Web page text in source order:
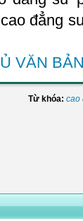
đẳng
VĂN
Từ khóa: cao